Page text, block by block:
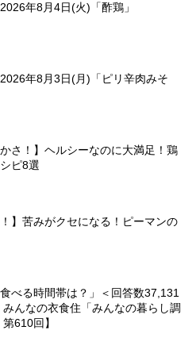
年8月4日(火)「酢鶏」
2026年8月3日(月)「ピリ辛肉みそ
かさ！】ヘルシーなのに大満足！鶏
ピ8選
！】苦みがクセになる！ピーマンの
食べる時間帯は？」＜回答数37,131
んなの衣食住「みんなの暮らし調
610回】